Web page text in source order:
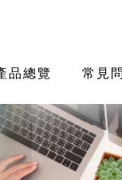
品總覽 常見